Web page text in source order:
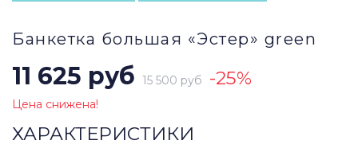
Банкетка большая «Эстер» green
11 625 руб 15 500 руб -25%
Цена снижена!
ХАРАКТЕРИСТИКИ